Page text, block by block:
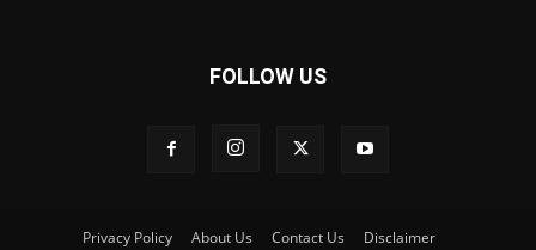
FOLLOW US
Privacy Policy About Us Contact Us
Disclaimer